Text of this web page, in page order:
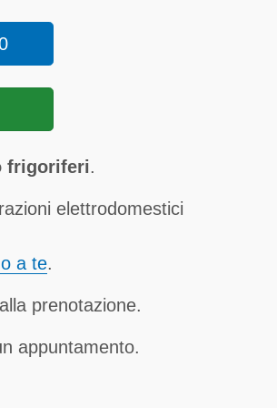
frigoriferi.
elettrodomestici
a te.
prenotazione.
appuntamento.